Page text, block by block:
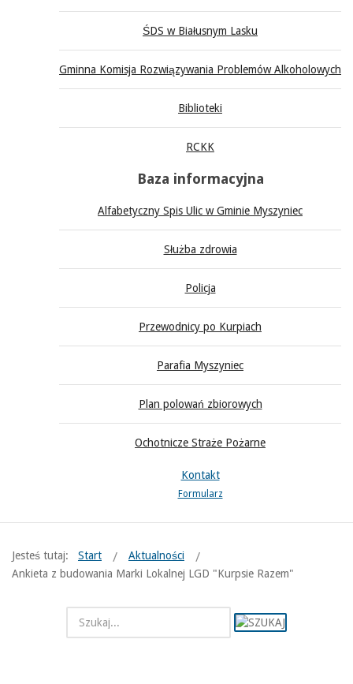
ŚDS w Białusnym Lasku
Gminna Komisja Rozwiązywania Problemów Alkoholowych
Biblioteki
RCKK
Baza informacyjna
Alfabetyczny Spis Ulic w Gminie Myszyniec
Służba zdrowia
Policja
Przewodnicy po Kurpiach
Parafia Myszyniec
Plan polowań zbiorowych
Ochotnicze Straże Pożarne
Kontakt
Formularz
Jesteś tutaj: Start
Aktualności
Ankieta z budowania Marki Lokalnej LGD "Kurpsie Razem"